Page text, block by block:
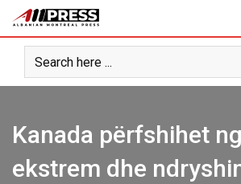
content
Kanada përfshihet
ekstrem dhe